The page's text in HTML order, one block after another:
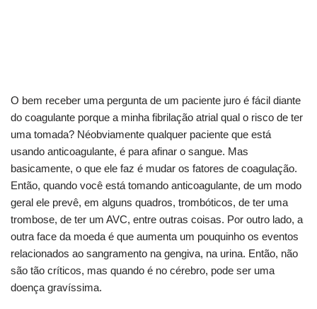
O bem receber uma pergunta de um paciente juro é fácil diante
do coagulante porque a minha fibrilação atrial qual o risco de ter
uma tomada? Néobviamente qualquer paciente que está
usando anticoagulante, é para afinar o sangue. Mas
basicamente, o que ele faz é mudar os fatores de coagulação.
Então, quando você está tomando anticoagulante, de um modo
geral ele prevê, em alguns quadros, trombóticos, de ter uma
trombose, de ter um AVC, entre outras coisas. Por outro lado, a
outra face da moeda é que aumenta um pouquinho os eventos
relacionados ao sangramento na gengiva, na urina. Então, não
são tão críticos, mas quando é no cérebro, pode ser uma
doença gravíssima.